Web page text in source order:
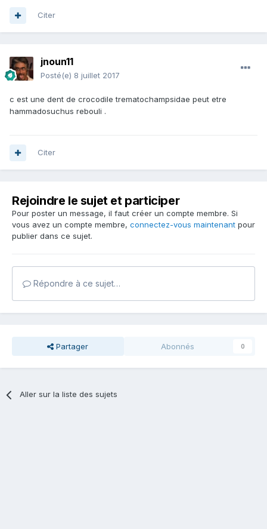
Citer
jnoun11
Posté(e) 8 juillet 2017
c est une dent de crocodile trematochampsidae peut etre
hammadosuchus rebouli .
Citer
Rejoindre le sujet et participer
Pour poster un message, il faut créer un compte membre. Si
vous avez un compte membre, connectez-vous maintenant pour
publier dans ce sujet.
Répondre à ce sujet…
Partager Abonnés 0
Aller sur la liste des sujets